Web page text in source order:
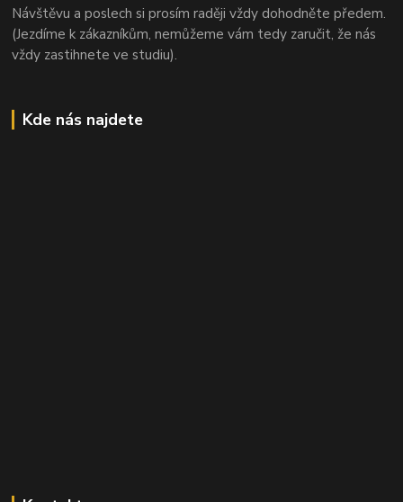
Návštěvu a poslech si prosím raději vždy dohodněte předem.
(Jezdíme k zákazníkům, nemůžeme vám tedy zaručit, že nás
vždy zastihnete ve studiu).
Kde nás najdete